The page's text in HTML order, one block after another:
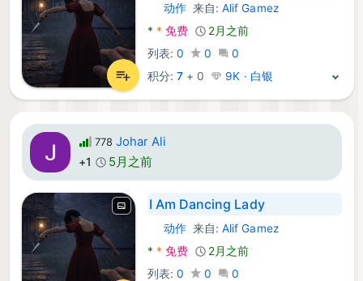
Android 游戏:
动作来自:Alif Gamez
* * 免费
2月之前
列表: 0 0
0
积分: 7+ 0 9K · 白银
778 Johar Ali
+1 5月之前
I Am Dancing Lady
Android 游戏:
动作来自:Alif Gamez
* * 免费
2月之前
列表: 0 0
0